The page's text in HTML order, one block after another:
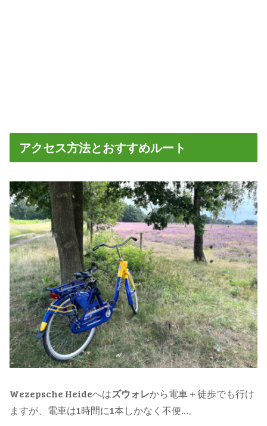
アクセス方法とおすすめルート
Wezepsche Heideへはズウォレから電車＋徒歩でも行け
ますが、電車は1時間に1本しかなく不便…。